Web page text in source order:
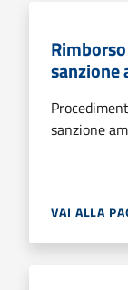
sanzione
VAI ALLA